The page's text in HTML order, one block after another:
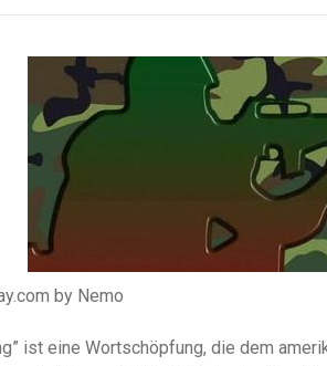
by Nemo
ist eine Wortschöpfung, die dem